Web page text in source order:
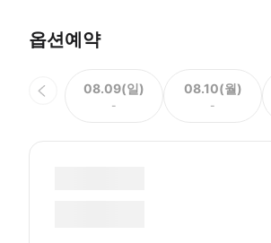
옵션예약
08.09(일)
-
08.10(월)
-